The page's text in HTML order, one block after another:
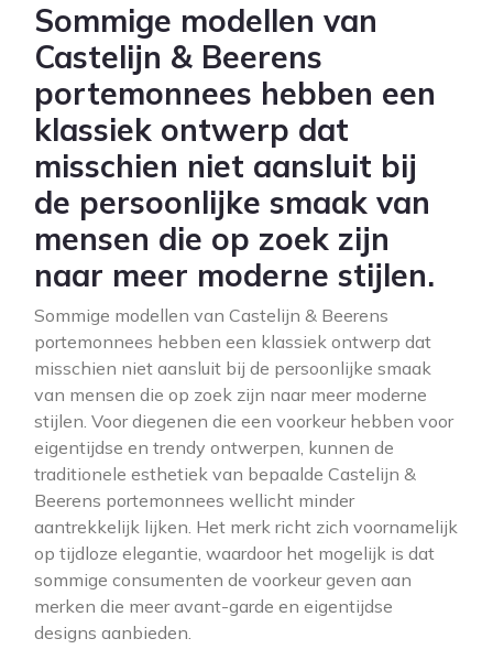
Sommige modellen van
Castelijn & Beerens
portemonnees hebben een
klassiek ontwerp dat
misschien niet aansluit bij
de persoonlijke smaak van
mensen die op zoek zijn
naar meer moderne stijlen.
Sommige modellen van Castelijn & Beerens
portemonnees hebben een klassiek ontwerp dat
misschien niet aansluit bij de persoonlijke smaak
van mensen die op zoek zijn naar meer moderne
stijlen. Voor diegenen die een voorkeur hebben voor
eigentijdse en trendy ontwerpen, kunnen de
traditionele esthetiek van bepaalde Castelijn &
Beerens portemonnees wellicht minder
aantrekkelijk lijken. Het merk richt zich voornamelijk
op tijdloze elegantie, waardoor het mogelijk is dat
sommige consumenten de voorkeur geven aan
merken die meer avant-garde en eigentijdse
designs aanbieden.